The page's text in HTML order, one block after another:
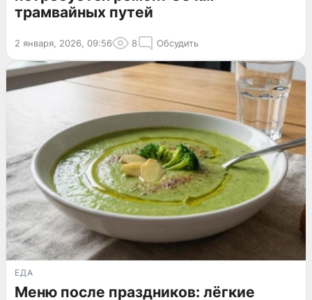
трамвайных путей
2 января, 2026, 09:56 8 Обсудить
ЕДА
Меню после праздников: лёгкие